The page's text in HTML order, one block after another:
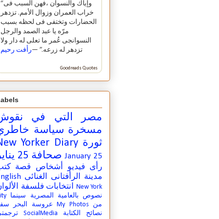
“وإياك والنسوان ،فهن السبب فى
خراب العمران وزوال الأمم. تزدهر
الحضارات وتختفى فى لحظه بسبب
مرّه يا عبد الصمد والرجل
النسوانجى عُمر ما تعلى له دار ولا
تزدهر له زرعه.” —رأفت رحيم
Goodreads Quotes
مصر التي في
سياسة مسخرة
Yorker Diary ثورة
25 يناير صحافة January 25
قصة أشخاص فيديو
رأى
الرأفتانى الغنائى
مدينة
فلسفة انتخابات
New York
سينما
نصوص بالعامية المصرية
عروسة البحر My Photos
من
SocialMedia
نصائح الكتابة